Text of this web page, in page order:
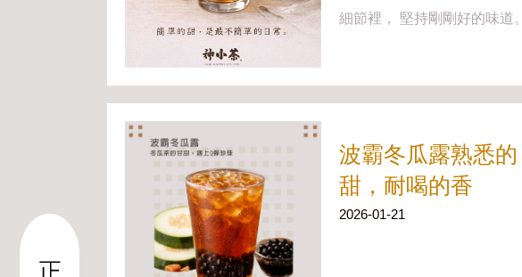
細節裡， 堅持剛剛好的味道。
波霸冬瓜露熟悉的
甜，耐喝的香
2026-01-21